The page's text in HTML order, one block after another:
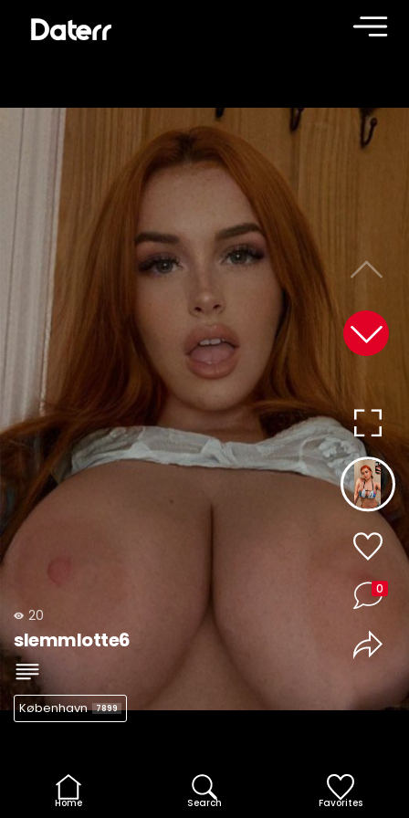
20
slemmlotte6
København 7899
0
Home Search Favorites